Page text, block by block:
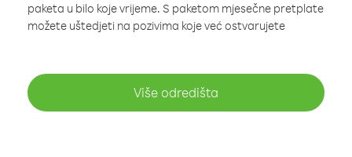
paketa u bilo koje vrijeme. S paketom mjesečne pretplate
možete uštedjeti na pozivima koje već ostvarujete
Više odredišta